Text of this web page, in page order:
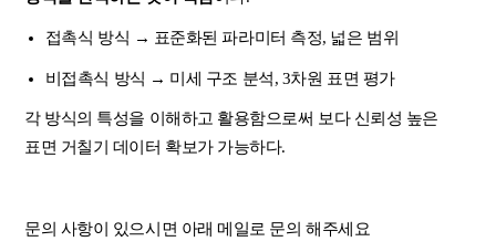
접촉식 방식 → 표준화된 파라미터 측정, 넓은 범위
비접촉식 방식 → 미세 구조 분석, 3차원 표면 평가
각 방식의 특성을 이해하고 활용함으로써 보다 신뢰성 높은
표면 거칠기 데이터 확보가 가능하다.
문의 사항이 있으시면 아래 메일로 문의 해주세요